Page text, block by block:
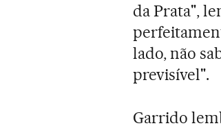
da Prata",
lado, não
previsível".
Garrido